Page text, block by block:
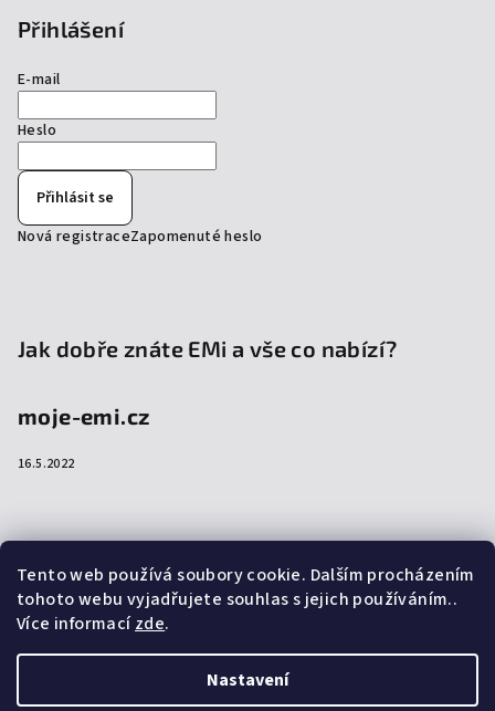
Tento web používá soubory cookie. Dalším procházením
tohoto webu vyjadřujete souhlas s jejich používáním..
Více informacízde.
Nastavení
Přihlášení
E-mail
Heslo
Přihlásit se
Nová registraceZapomenuté heslo
Jak dobře znáte EMi a vše co nabízí?
moje-emi.cz
16.5.2022
Přijímáme online platby